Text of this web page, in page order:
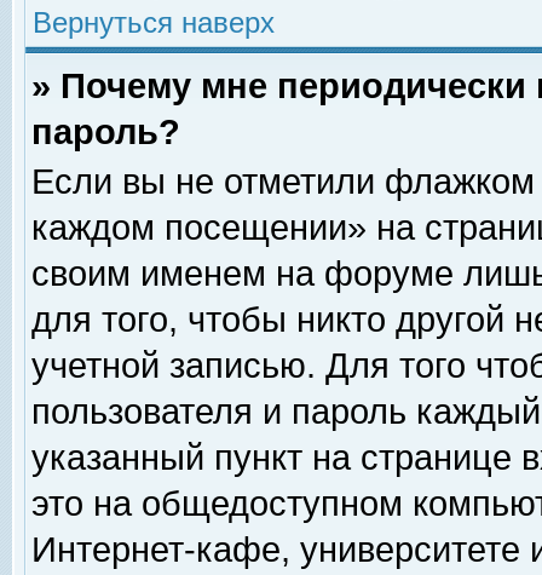
Вернуться наверх
» Почему мне
пароль?
Если вы не отметили флажком
каждом посещении» на
своим именем на форуме
для того, чтобы никто другой
учетной записью. Для того
пользователя и пароль
указанный пункт на
это на общедоступном
Интернет-кафе, университете